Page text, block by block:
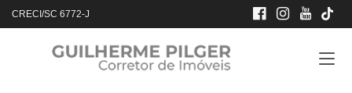
CRECI/SC 6772-J